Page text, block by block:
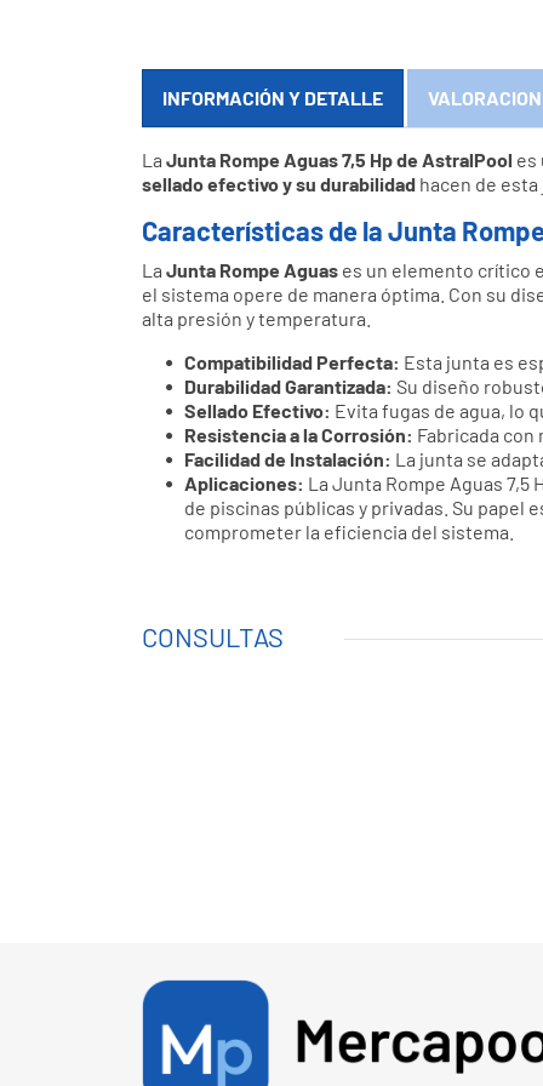
INFORMACIÓN Y DETALLE
La Junta Rompe Aguas 7,5 Hp de AstralPool es
sellado efectivo y su durabilidad hacen de
Características de la Junta
La Junta Rompe Aguas es un elemento crítico
el sistema opere de manera óptima. Con su
alta presión y temperatura.
Compatibilidad Perfecta: Esta junta es
Durabilidad Garantizada: Su diseño
Sellado Efectivo: Evita fugas de agua, lo
Resistencia a la Corrosión: Fabricada
Facilidad de Instalación: La junta se
Aplicaciones: La Junta Rompe Aguas
de piscinas públicas y privadas. Su
comprometer la eficiencia del sistema.
CONSULTAS